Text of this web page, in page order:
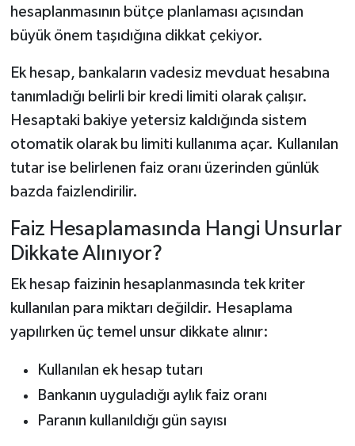
hesaplanmasının bütçe planlaması açısından
büyük önem taşıdığına dikkat çekiyor.
Ek hesap, bankaların vadesiz mevduat hesabına
tanımladığı belirli bir kredi limiti olarak çalışır.
Hesaptaki bakiye yetersiz kaldığında sistem
otomatik olarak bu limiti kullanıma açar. Kullanılan
tutar ise belirlenen faiz oranı üzerinden günlük
bazda faizlendirilir.
Faiz Hesaplamasında Hangi Unsurlar
Dikkate Alınıyor?
Ek hesap faizinin hesaplanmasında tek kriter
kullanılan para miktarı değildir. Hesaplama
yapılırken üç temel unsur dikkate alınır:
Kullanılan ek hesap tutarı
Bankanın uyguladığı aylık faiz oranı
Paranın kullanıldığı gün sayısı